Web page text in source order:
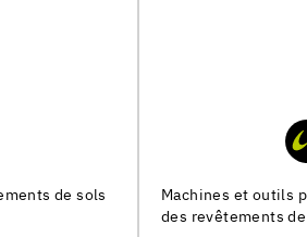
la preparation du support et la pose